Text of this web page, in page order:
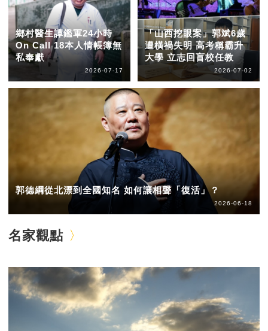
鄉村醫生譚鑑軍24小時
On Call 18本人情帳簿無
私奉獻
2026-07-17
「山西挖眼案」郭斌6歲
遭橫禍失明 高考稱霸升
大學 立志回盲校任教
2026-07-02
郭德綱從北漂到全國知名 如何讓相聲「復活」？
2026-06-18
名家觀點